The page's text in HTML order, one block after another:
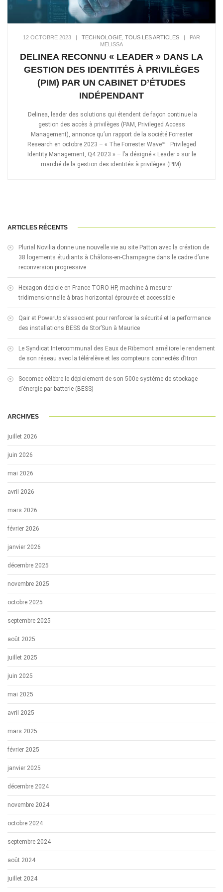
12 OCTOBRE 2023 | TECHNOLOGIE TOUS LES ARTICLES | PAR
MELISSA
DELINEA RECONNU « LEADER » DANS LA
GESTION DES IDENTITÉS À PRIVILÈGES
(PIM) PAR UN CABINET D’ÉTUDES
INDÉPENDANT
Delinea, leader des solutions qui étendent de façon continue la
gestion des accès à privilèges (PAM, Privileged Access
Management), annonce qu’un rapport de la société Forrester
Research en octobre 2023 – « The Forrester Wave™ : Privileged
Identity Management, Q4 2023 » – l’a désigné « Leader » sur le
marché de la gestion des identités à privilèges (PIM).
ARTICLES RÉCENTS
Plurial Novilia donne une nouvelle vie au site Patton avec la création de
38 logements étudiants à Châlons-en-Champagne dans le cadre d’une
reconversion progressive
Hexagon déploie en France TORO HP, machine à mesurer
tridimensionnelle à bras horizontal éprouvée et accessible
Qair et PowerUp s’associent pour renforcer la sécurité et la performance
des installations BESS de Stor’Sun à Maurice
Le Syndicat Intercommunal des Eaux de Ribemont améliore le rendement
de son réseau avec la télérelève et les compteurs connectés d’Itron
Socomec célèbre le déploiement de son 500e système de stockage
d’énergie par batterie (BESS)
ARCHIVES
juillet 2026
juin 2026
mai 2026
avril 2026
mars 2026
février 2026
janvier 2026
décembre 2025
novembre 2025
octobre 2025
septembre 2025
août 2025
juillet 2025
juin 2025
mai 2025
avril 2025
mars 2025
février 2025
janvier 2025
décembre 2024
novembre 2024
octobre 2024
septembre 2024
août 2024
juillet 2024